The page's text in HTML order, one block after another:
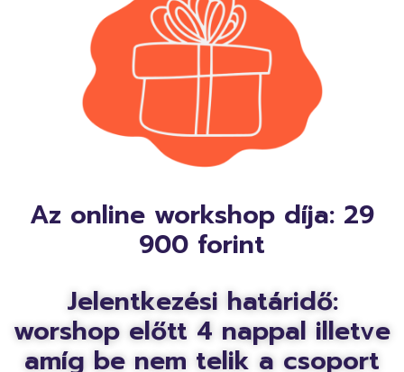
Az online workshop díja: 29
900 forint
Jelentkezési határidő:
worshop előtt 4 nappal illetve
amíg be nem telik a csoport